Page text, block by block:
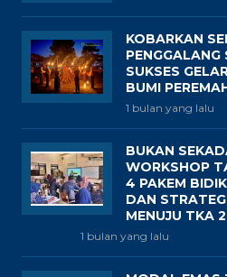
KOBARKAN
PENGGALANG
SUKSES
BUMI
1 bulan yang lalu
BUKAN
WORKSHOP
4 PAKEM
DAN
MENUJU TKA
1 bulan yang lalu